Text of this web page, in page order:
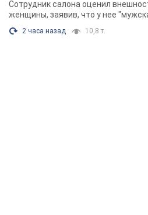
Фото
Сотрудник салона оценил
женщины, заявив, что у нее
2 часа назад 10,8 т.